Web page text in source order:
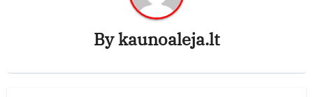
Bykaunoaleja.lt